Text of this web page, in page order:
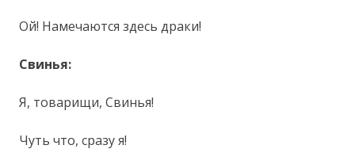
Ой! Намечаются здесь драки!
Свинья:
Я, товарищи, Свинья!
Чуть что, сразу я!